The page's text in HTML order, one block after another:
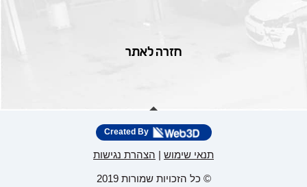
חזרה לאתר
Created By
תנאי שימוש | הצהרת נגישות
© כל הזכויות שמורות 2019